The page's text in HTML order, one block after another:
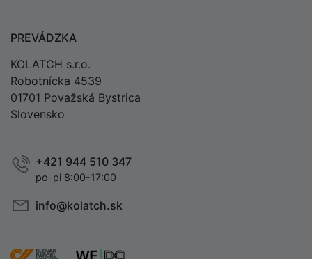
PREVÁDZKA
KOLATCH s.r.o.
Robotnícka 4539
01701 Považská Bystrica
Slovensko
+421 944 510 347
po-pi 8:00-17:00
info@kolatch.sk